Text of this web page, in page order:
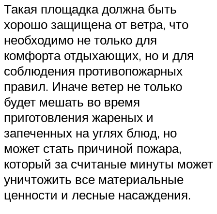
Такая площадка должна быть
хорошо защищена от ветра, что
необходимо не только для
комфорта отдыхающих, но и для
соблюдения противопожарных
правил. Иначе ветер не только
будет мешать во время
приготовления жареных и
запеченных на углях блюд, но
может стать причиной пожара,
который за считаные минуты может
уничтожить все материальные
ценности и лесные насаждения.